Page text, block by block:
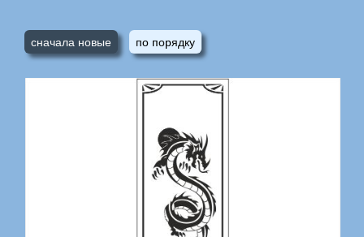
сначала новые по порядку